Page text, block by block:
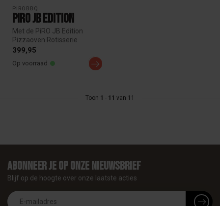
PIROBBQ
PiRO JB Edition
Met de PiRO JB Edition
Pizzaoven Rotisserie
accessoire upgrade je jouw
399,95
Op voorraad
Toon 1 - 11 van 11
Abonneer je op onze nieuwsbrief
Blijf op de hoogte over onze laatste acties